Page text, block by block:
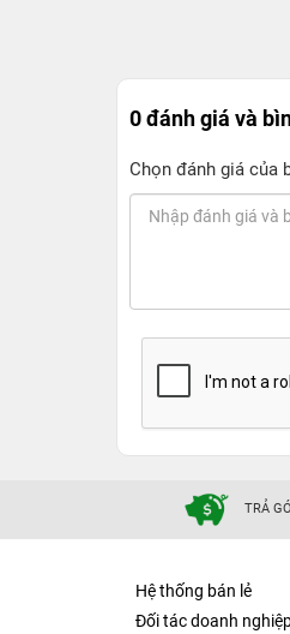
0 đánh giá và
Chọn đánh giá của
TRẢ
Hệ thống bán lẻ
Đối tác doanh